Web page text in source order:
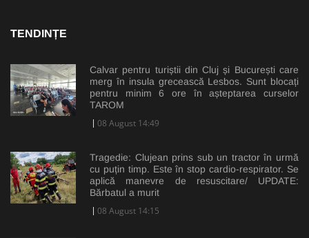
TENDINȚE
Calvar pentru turiștii din Cluj și București care
merg în insula grecească Lesbos. Sunt blocați
pentru minim 6 ore în așteptarea curselor
TAROM
08 August 14:49
Tragedie: Clujean prins sub un tractor în urmă
cu puțin timp. Este în stop cardio-respirator. Se
aplică manevre de resuscitare/ UPDATE:
Bărbatul a murit
08 August 14:15